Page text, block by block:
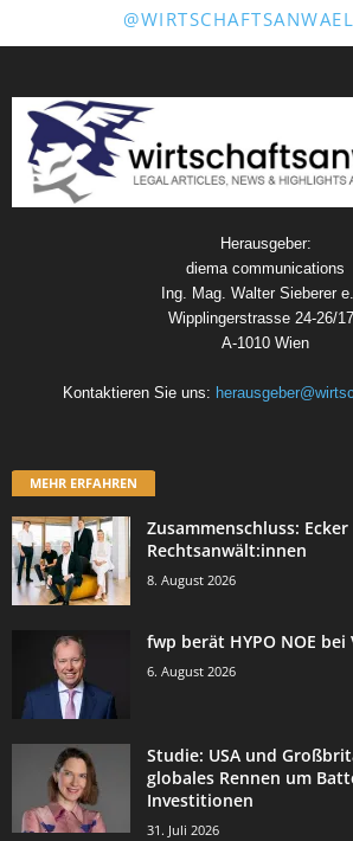
Herausgeber:
diema communications
Ing. Mag. Walter Sieberer
Wipplingerstrasse 24-26/
A-1010 Wien
Kontaktieren Sie uns:
MEHR ERFAHREN
Zusammenschluss:
Rechtsanwält:innen
8. August 2026
fwp berät HYPO NOE bei
6. August 2026
Studie: USA und
globales Rennen um
Investitionen
31. Juli 2026